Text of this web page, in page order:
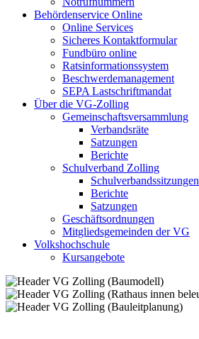
Behördenservice Online
Online Services
Sicheres Kontaktformular
Fundbüro online
Ratsinformationssystem
Beschwerdemanagement
SEPA Lastschriftmandat
Über die VG-Zolling
Gemeinschaftsversammlung
Verbandsräte
Satzungen
Berichte
Schulverband Zolling
Schulverbandssitzungen
Berichte
Satzungen
Geschäftsordnungen
Mitgliedsgemeinden der VG
Volkshochschule
Kursangebote